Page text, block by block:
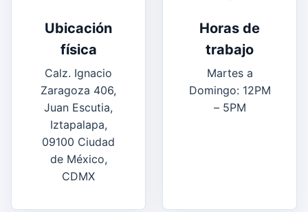
Ubicación
física
Calz. Ignacio
Zaragoza 406,
Juan Escutia,
Iztapalapa,
09100 Ciudad
de México,
CDMX
Horas de
trabajo
Martes a
Domingo: 12PM
– 5PM